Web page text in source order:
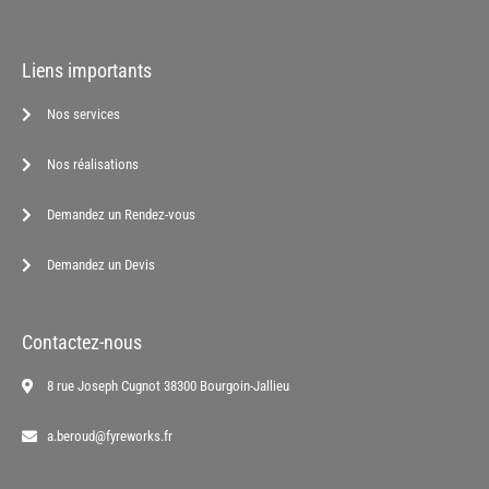
Liens importants
Nos services
Nos réalisations
Demandez un Rendez-vous
Demandez un Devis
Contactez-nous
8 rue Joseph Cugnot 38300 Bourgoin-Jallieu
a.beroud@fyreworks.fr